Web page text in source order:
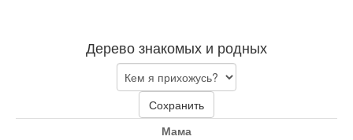
Дерево знакомых и родных
Сохранить
Мама